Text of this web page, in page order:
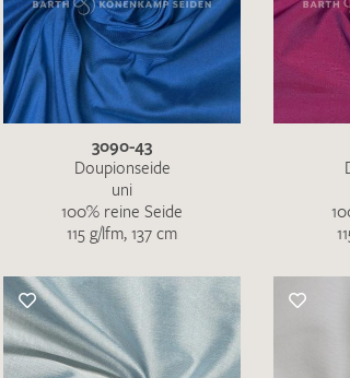
3090-43
Doupionseide
uni
100% reine Seide
115 g/lfm, 137 cm